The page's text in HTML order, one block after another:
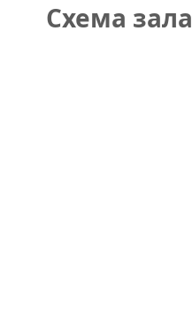
Схема зала